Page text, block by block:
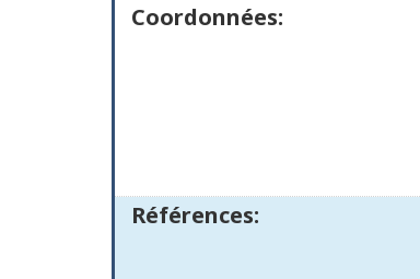
Coordonnées:
Références: